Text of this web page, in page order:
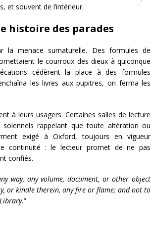
et souvent de l’intérieur.
histoire des parades
la menace surnaturelle. Des formules de
le courroux des dieux à quiconque
cédèrent la place à des formules
les livres aux pupitres, on ferma les
à leurs usagers. Certaines salles de lecture
solennels rappelant que toute altération ou
exigé à Oxford, toujours en vigueur
continuité : le lecteur promet de ne pas
confiés.
way, any volume, document, or other object
or kindle therein, any fire or flame; and not to
”